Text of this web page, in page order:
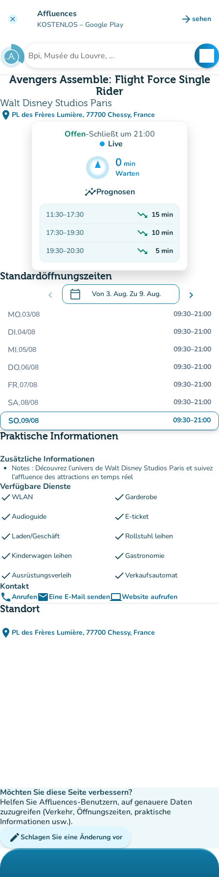
clear Affluences
KOSTENLOS – Google Play arrow_forward sehen
(new
Suche nach einer Einrichtung
Avengers Assemble: Flight Force Single
Rider
Walt Disney Studios Paris
place Pl. des Frères Lumière, 77700 Chessy, France
(in Google Maps öffnen)
(new tab)
Offen-Schließt um 21:00
Live
0 min
20min
Warten
insightsPrognosen
11:30–17:30 trending_down 15 min
17:30–19:30 trending_down 10 min
19:30–20:30 trending_down
Abnehmend
5 min
Standardöffnungszeiten
chevron_left calendar_today Von 3. Aug. Zu 9. Aug.
.Öffnen Sie den Kalender, um Daten zu
chevron_right
MO.03/08 09:30–21:00
DI.04/08 09:30–21:00
MI.05/08 09:30–21:00
DO.06/08 09:30–21:00
FR.07/08 09:30–21:00
SA.08/08 09:30–21:00
SO.09/08 09:30–21:00
Praktische Informationen
Zusätzliche Informationen
Notes : Découvrez l’univers de Walt Disney Studios Paris et suivez
l’affluence des attractions en temps réel
Verfügbare Dienste
checkWLAN checkGarderobe
checkAudioguide check E-ticket
check Laden/Geschäft check Rollstuhl leihen
check Kinderwagen leihen checkGastronomie
checkAusrüstungsverleih checkVerkaufsautomat
Kontakt
phoneAnrufenemailEine E-Mail sendencomputerWebsite aufrufen
(new tab)
Standort
place Pl. des Frères Lumière, 77700 Chessy, France
(in Google Maps öffnen)
(new tab)
Möchten Sie diese Seite verbessern?
Helfen Sie Affluences-Benutzern, auf genauere Daten
zuzugreifen (Verkehr, Öffnungszeiten, praktische
Informationen usw.).
editSchlagen Sie eine Änderung vor